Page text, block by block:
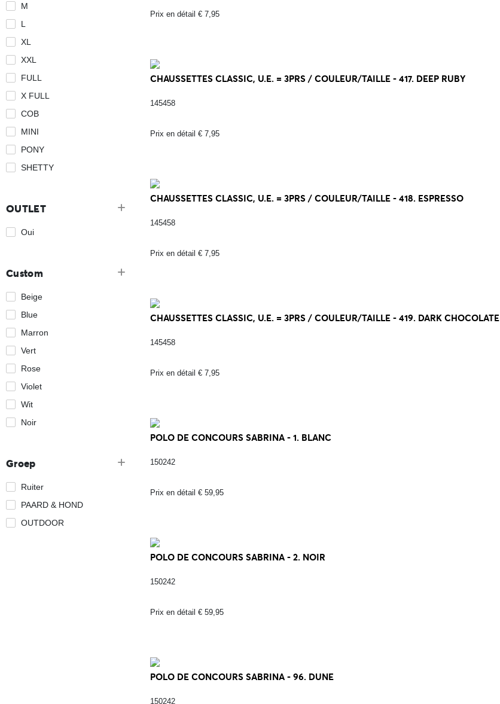
M
L
XL
XXL
FULL
X FULL
COB
MINI
PONY
SHETTY
OUTLET
Oui
Custom
Beige
Blue
Marron
Vert
Rose
Violet
Wit
Noir
Groep
Ruiter
PAARD & HOND
OUTDOOR
Prix en détail € 7,95
CHAUSSETTES CLASSIC, U.E. = 3PRS / COULEUR/TAILLE - 417. DEEP RUBY
145458
Prix en détail € 7,95
CHAUSSETTES CLASSIC, U.E. = 3PRS / COULEUR/TAILLE - 418. ESPRESSO
145458
Prix en détail € 7,95
CHAUSSETTES CLASSIC, U.E. = 3PRS / COULEUR/TAILLE - 419. DARK CHOCOLATE
145458
Prix en détail € 7,95
POLO DE CONCOURS SABRINA - 1. BLANC
150242
Prix en détail € 59,95
POLO DE CONCOURS SABRINA - 2. NOIR
150242
Prix en détail € 59,95
POLO DE CONCOURS SABRINA - 96. DUNE
150242